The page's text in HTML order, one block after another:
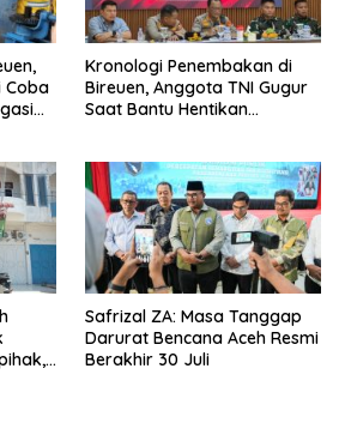
Coba
Kronologi Penembakan di
Bireuen, Anggota TNI Gugur
Saat Bantu Hentikan
Safrizal ZA: Masa Tanggap
Darurat Bencana Aceh Resmi
Berakhir 30 Juli